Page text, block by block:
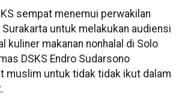
sempat menemui perwakilan
untuk melakukan audiensi
kuliner makanan nonhalal di Solo
DSKS Endro Sudarsono
muslim untuk tidak tidak ikut dalam